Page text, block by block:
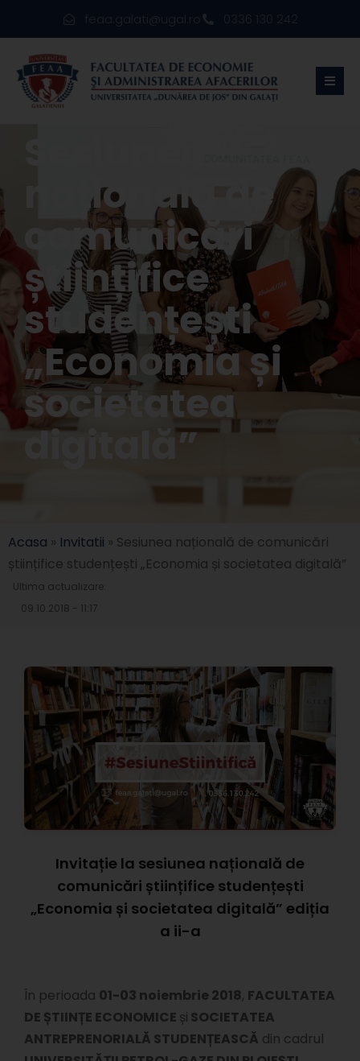
feaa.galati@ugal.ro 0336 130 242
națională de
comunicări
științifice
studențești
„Economia și
societatea
digitală”
Acasa » Invitatii » Sesiunea națională de comunicări
științifice studențești „Economia și societatea digitală”
Ultima actualizare:
09.10.2018 - 11:17
Invitație la sesiunea națională de
comunicări științifice studențești
„Economia și societatea digitală” ediția
a ii-a
În perioada 01-03 noiembrie 2018, FACULTATEA
DE ȘTIINȚE ECONOMICE și SOCIETATEA
ANTREPRENORIALĂ STUDENȚEASCĂ din cadrul